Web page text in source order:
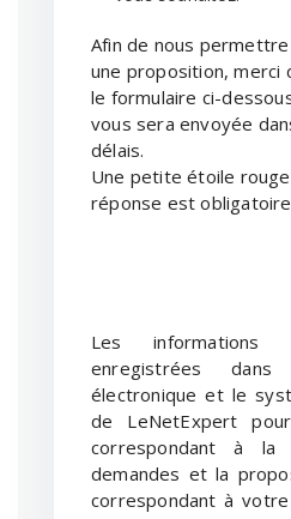
Afin de nous
une proposition, merci
le formulaire ci-
vous sera envoyée
délais.
Une petite étoile rouge
réponse est
Les informations
enregistrées
électronique et le
de LeNetExpert
correspondant à
demandes et la
correspondant à